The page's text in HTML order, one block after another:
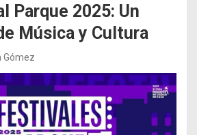
Parque 2025: Un
Música y Cultura
Gómez